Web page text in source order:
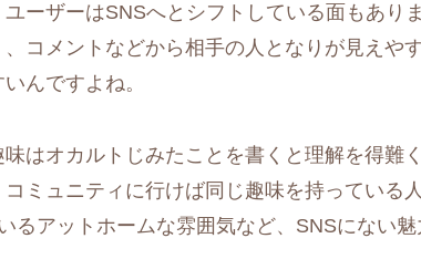
ーザーはSNSへとシフトしている面もあり
コメントなどから相手の人となりが見えや
んですよね。
はオカルトじみたことを書くと理解を得難
ミュニティに行けば同じ趣味を持っている
るアットホームな雰囲気など、SNSにない